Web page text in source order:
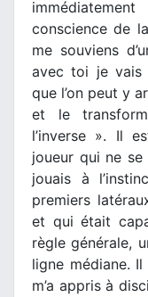
conscience de
me souviens
avec toi je vais
que l’on peut y
et le
l’inverse ». Il
joueur qui ne
jouais à
premiers
et qui était
règle générale,
ligne médiane.
m’a appris à